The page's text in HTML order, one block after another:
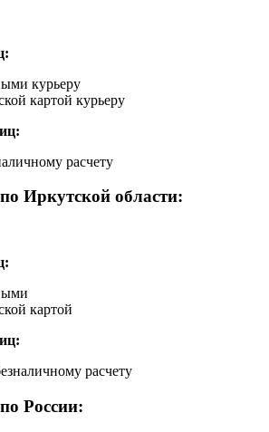
курьеру
картой курьеру
расчету
Иркутской области:
картой
расчету
России: